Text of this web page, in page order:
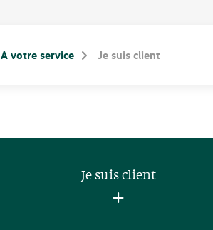
A votre service Je suis client
Je suis client